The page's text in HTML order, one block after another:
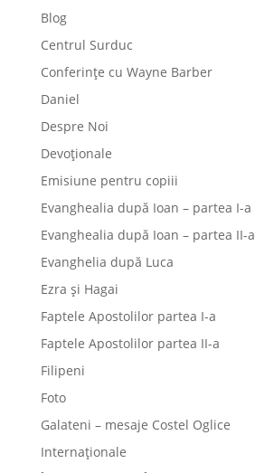
Blog
Centrul Surduc
Conferințe cu Wayne Barber
Daniel
Despre Noi
Devoționale
Emisiune pentru copiii
Evanghealia după Ioan – partea I-a
Evanghealia după Ioan – partea II-a
Evanghelia după Luca
Ezra și Hagai
Faptele Apostolilor partea I-a
Faptele Apostolilor partea II-a
Filipeni
Foto
Galateni – mesaje Costel Oglice
Internaționale